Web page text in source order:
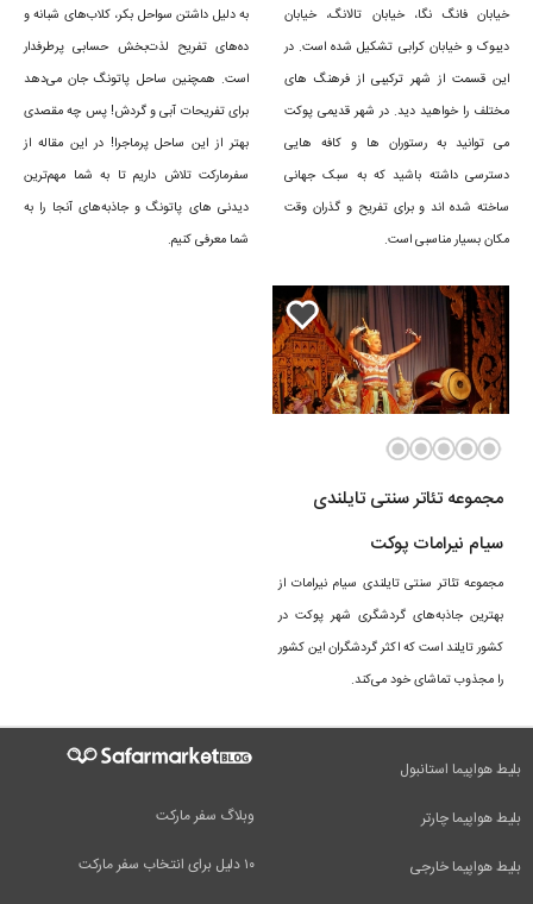
خیابان فانگ نگا، خیابان تالانگ، خیابان
دیبوک و خیابان کرابی تشکیل شده است. در
این قسمت از شهر ترکیبی از فرهنگ های
مختلف را خواهید دید. در شهر قدیمی پوکت
می توانید به رستوران ها و کافه هایی
دسترسی داشته باشید که به سبک جهانی
ساخته شده اند و برای تفریح و گذران وقت
مکان بسیار مناسبی است.
به دلیل داشتن سواحل بکر، کلاب‌های شبانه و
ده‌های تفریح لذت‌بخش حسابی پرطرفدار
است. همچنین ساحل پاتونگ جان می‌دهد
برای تفریحات آبی و گردش! پس چه مقصدی
بهتر از این ساحل پرماجرا! در این مقاله از
سفرمارکت تلاش داریم تا به شما مهم‌ترین
دیدنی های پاتونگ و جاذبه‌های آنجا را به
شما معرفی کنیم.
مجموعه تئاتر سنتی تایلندی
سیام نیرامات پوکت
مجموعه تئاتر سنتی تایلندی سیام نیرامات از
بهترین جاذبه‌های گردشگری شهر پوکت در
کشور تایلند است که اکثر گردشگران این کشور
را مجذوب تماشای خود می‌کند.
وبلاگ سفر مارکت
۱۰ دلیل برای انتخاب سفر مارکت
بلیط هواپیما استانبول
بلیط هواپیما چارتر
بلیط هواپیما خارجی